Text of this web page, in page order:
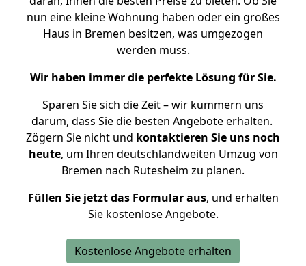
nun eine kleine Wohnung haben oder ein großes
Haus in Bremen besitzen, was umgezogen
werden muss.
Wir haben immer die perfekte Lösung für Sie.
Sparen Sie sich die Zeit – wir kümmern uns
darum, dass Sie die besten Angebote erhalten.
Zögern Sie nicht und kontaktieren Sie uns noch
heute, um Ihren deutschlandweiten Umzug von
Bremen nach Rutesheim zu planen.
Füllen Sie jetzt das Formular aus, und erhalten
Sie kostenlose Angebote.
Kostenlose Angebote erhalten